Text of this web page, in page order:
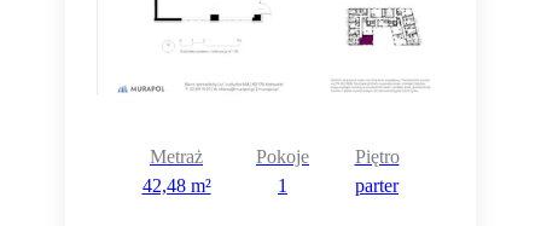
Metraż
42,48 m²
Pokoje
1
Piętro
parter